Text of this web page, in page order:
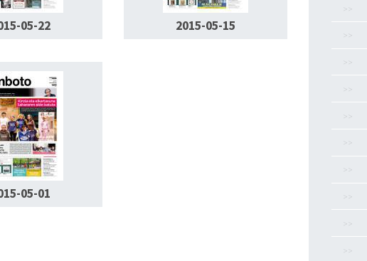
05-22 2015-05-15
05-01